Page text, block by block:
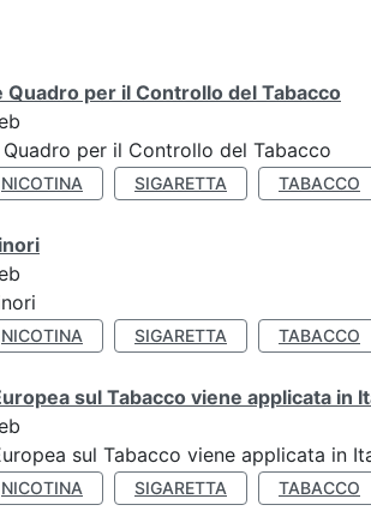
Quadro per il Controllo del Tabacco
per il Controllo del Tabacco
NICOTINA SIGARETTA TABACCO
NICOTINA SIGARETTA TABACCO
sul Tabacco viene applicata in
sul Tabacco viene applicata in
NICOTINA SIGARETTA TABACCO